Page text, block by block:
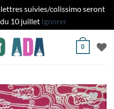
lettres suivies/colissimo seront
10 juillet Ignorer
0